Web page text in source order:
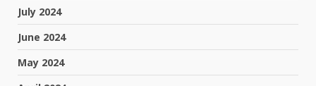
July 2024
June 2024
May 2024